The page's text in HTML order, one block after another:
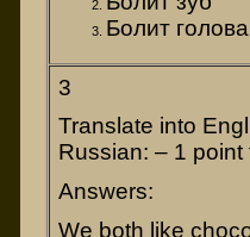
Болит голова
3
Translate into
Russian: – 1
Answers:
We both like